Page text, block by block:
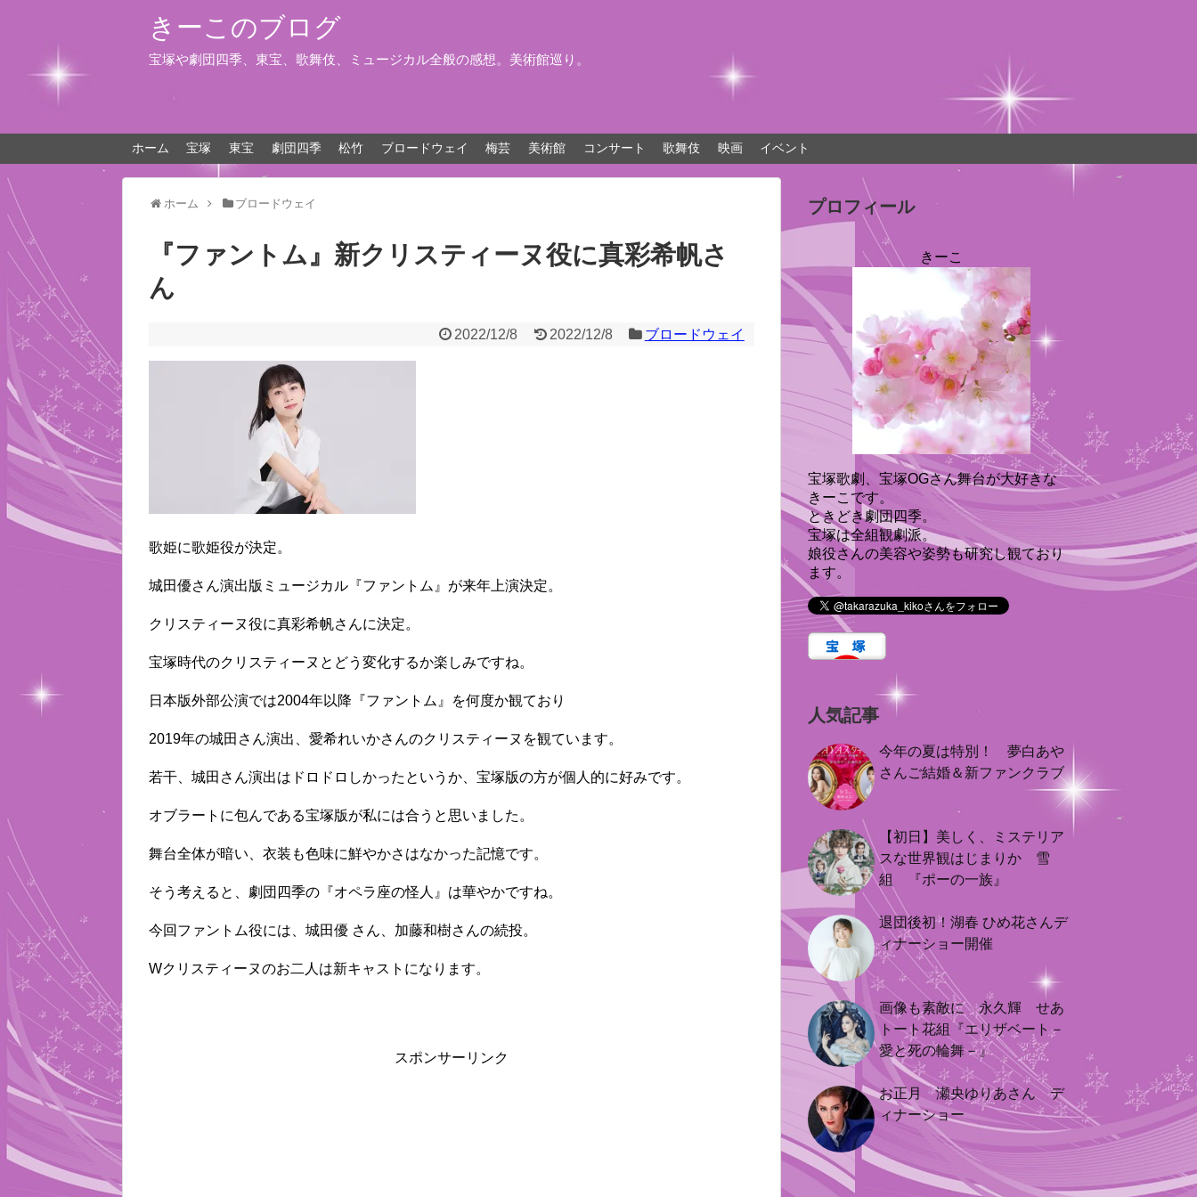
きーこのブログ
宝塚や劇団四季、東宝、歌舞伎、ミュージカル全般の感想。美術館巡り。
ホーム 宝塚 東宝 劇団四季 松竹 ブロードウェイ 梅芸 美術館 コンサート 歌舞伎 映画 イベント
ホーム ブロードウェイ
『ファントム』新クリスティーヌ役に真彩希帆さ
ん
2022/12/8 2022/12/8 ブロードウェイ
歌姫に歌姫役が決定。
城田優さん演出版ミュージカル『ファントム』が来年上演決定。
クリスティーヌ役に真彩希帆さんに決定。
宝塚時代のクリスティーヌとどう変化するか楽しみですね。
日本版外部公演では2004年以降『ファントム』を何度か観ており
2019年の城田さん演出、愛希れいかさんのクリスティーヌを観ています。
若干、城田さん演出はドロドロしかったというか、宝塚版の方が個人的に好みです。
オブラートに包んである宝塚版が私には合うと思いました。
舞台全体が暗い、衣装も色味に鮮やかさはなかった記憶です。
そう考えると、劇団四季の『オペラ座の怪人』は華やかですね。
今回ファントム役には、城田優 さん、加藤和樹さんの続投。
Wクリスティーヌのお二人は新キャストになります。
スポンサーリンク
プロフィール
きーこ
宝塚歌劇、宝塚OGさん舞台が大好きな
きーこです。
ときどき劇団四季。
宝塚は全組観劇派。
娘役さんの美容や姿勢も研究し観ており
ます。
人気記事
今年の夏は特別！ 夢白あや
さんご結婚＆新ファンクラブ
【初日】美しく、ミステリア
スな世界観はじまりか 雪
組 『ポーの一族』
退団後初！湖春 ひめ花さんデ
ィナーショー開催
画像も素敵に 永久輝 せあ
トート花組『エリザベート－
愛と死の輪舞－』
お正月 瀬央ゆりあさん デ
ィナーショー